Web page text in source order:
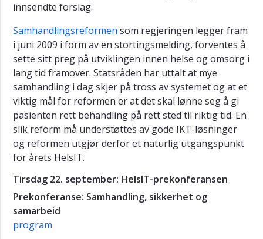
HelsIT
(Arkiv)
HelsIT
2009
(Arkiv)
NSF
22.09
Radiologi
22.09
23.09
Program
24.09
Abstracts-
innsendte forslag.
Samhandlingsreformen som regjeringen legger fram
i juni 2009 i form av en stortingsmelding, forventes å
sette sitt preg på utviklingen innen helse og omsorg i
lang tid framover. Statsråden har uttalt at mye
samhandling i dag skjer på tross av systemet og at et
viktig mål for reformen er at det skal lønne seg å gi
pasienten rett behandling på rett sted til riktig tid. En
slik reform må understøttes av gode IKT-løsninger
og reformen utgjør derfor et naturlig utgangspunkt
for årets HelsIT.
Tirsdag 22. september: HelsIT-prekonferansen
Prekonferanse: Samhandling, sikkerhet og
samarbeid
program